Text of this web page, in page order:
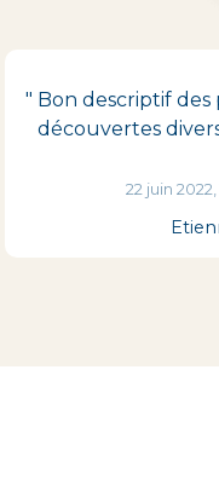
" Bon descriptif
découvertes
22 juin 2022,